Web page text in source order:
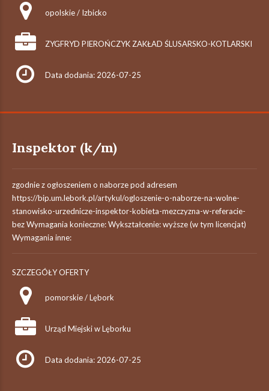
opolskie / Izbicko
ZYGFRYD PIEROŃCZYK ZAKŁAD ŚLUSARSKO-KOTLARSKI
Data dodania: 2026-07-25
Inspektor (k/m)
zgodnie z ogłoszeniem o naborze pod adresem
https://bip.um.lebork.pl/artykul/ogloszenie-o-naborze-na-wolne-
stanowisko-urzednicze-inspektor-kobieta-mezczyzna-w-referacie-
bez Wymagania konieczne: Wykształcenie: wyższe (w tym licencjat)
Wymagania inne:
SZCZEGÓŁY OFERTY
pomorskie / Lębork
Urząd Miejski w Lęborku
Data dodania: 2026-07-25